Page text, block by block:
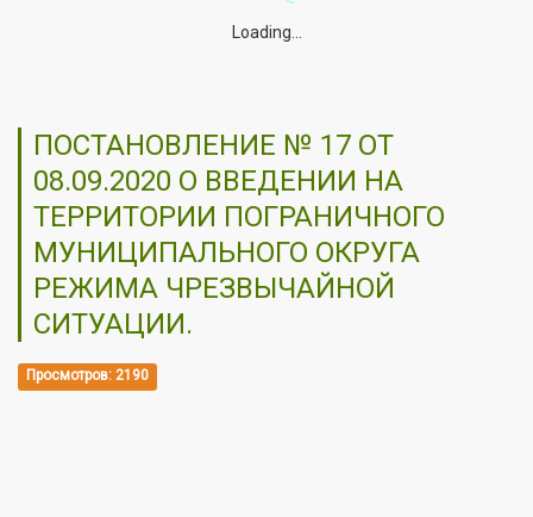
Loading...
ПОСТАНОВЛЕНИЕ № 17 ОТ
08.09.2020 О ВВЕДЕНИИ НА
ТЕРРИТОРИИ ПОГРАНИЧНОГО
МУНИЦИПАЛЬНОГО ОКРУГА
РЕЖИМА ЧРЕЗВЫЧАЙНОЙ
СИТУАЦИИ.
Просмотров: 2190